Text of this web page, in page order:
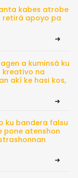
kabes atrobe
retirá apoyo pa
a kuminsá ku
kreativo na
akí ke hasi kos,
ku bandera falsu
pone atenshon